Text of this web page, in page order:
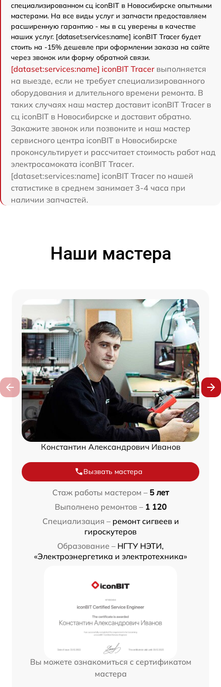
специализированном сц iconBIT в Новосибирске опытными
мастерами. На все виды услуг и запчасти предоставляем
расширенную гарантию - мы в сц уверены в качестве
наших услуг. [dataset:services:name] iconBIT Tracer будет
стоить на -15% дешевле при оформлении заказа на сайте
через звонок или форму обратной связи.
[dataset:services:name] iconBIT Tracer выполняется
на выезде, если не требует специализированного
оборудования и длительного времени ремонта. В
таких случаях наш мастер доставит iconBIT Tracer в
сц iconBIT в Новосибирске и доставит обратно.
Закажите звонок или позвоните и наш мастер
сервисного центра iconBIT в Новосибирске
проконсультирует и рассчитает стоимость работ над
электросамоката iconBIT Tracer.
[dataset:services:name] iconBIT Tracer по нашей
статистике в среднем занимает 3-4 часа при
наличии запчастей.
Наши мастера
Константин Александрович Иванов
Вызвать мастера
Стаж работы мастером – 5 лет
Выполнено ремонтов – 1 120
Специализация – ремонт сигвеев и
гироскутеров
Образование – НГТУ НЭТИ,
«Электроэнергетика и электротехника»
Вы можете ознакомиться с сертификатом
мастера